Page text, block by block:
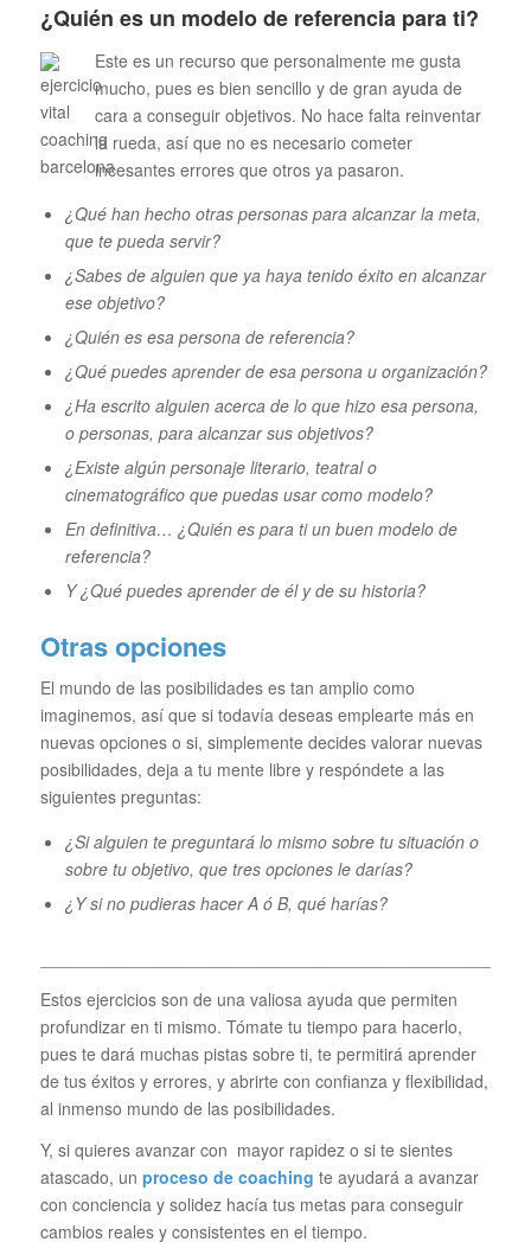
¿Quién es un modelo de referencia para ti?
Este es un recurso que personalmente me gusta
mucho, pues es bien sencillo y de gran ayuda de
cara a conseguir objetivos. No hace falta reinventar
la rueda, así que no es necesario cometer
incesantes errores que otros ya pasaron.
¿Qué han hecho otras personas para alcanzar la meta,
que te pueda servir?
¿Sabes de alguien que ya haya tenido éxito en alcanzar
ese objetivo?
¿Quién es esa persona de referencia?
¿Qué puedes aprender de esa persona u organización?
¿Ha escrito alguien acerca de lo que hizo esa persona,
o personas, para alcanzar sus objetivos?
¿Existe algún personaje literario, teatral o
cinematográfico que puedas usar como modelo?
En definitiva… ¿Quién es para ti un buen modelo de
referencia?
Y ¿Qué puedes aprender de él y de su historia?
Otras opciones
El mundo de las posibilidades es tan amplio como
imaginemos, así que si todavía deseas emplearte más en
nuevas opciones o si, simplemente decides valorar nuevas
posibilidades, deja a tu mente libre y respóndete a las
siguientes preguntas:
¿Si alguien te preguntará lo mismo sobre tu situación o
sobre tu objetivo, que tres opciones le darías?
¿Y si no pudieras hacer A ó B, qué harías?
Estos ejercicios son de una valiosa ayuda que permiten
profundizar en ti mismo. Tómate tu tiempo para hacerlo,
pues te dará muchas pistas sobre ti, te permitirá aprender
de tus éxitos y errores, y abrirte con confianza y flexibilidad,
al inmenso mundo de las posibilidades.
Y, si quieres avanzar con mayor rapidez o si te sientes
atascado, un proceso de coaching te ayudará a avanzar
con conciencia y solidez hacía tus metas para conseguir
cambios reales y consistentes en el tiempo.